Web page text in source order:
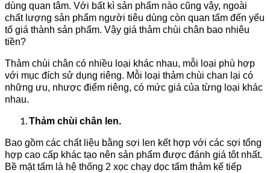
dùng quan tâm. Với bất kì sản phẩm nào cũng vậy, ngoài
chất lượng sản phẩm người tiêu dùng còn quan tấm đến yếu
tố giá thành sản phẩm. Vậy giá thảm chùi chân bao nhiêu
tiền?
Thảm chùi chân có nhiều loại khác nhau, mỗi loại phù hợp
với mục đích sử dụng riêng. Mỗi loại thảm chùi chan lại có
những ưu, nhược điểm riêng, có mức giá của từng loại khác
nhau.
Thảm chùi chân len.
Bao gồm các chất liệu bằng sợi len kết hợp với các sợi tổng
hợp cao cấp khác tạo nên sản phẩm được đánh giá tôt nhất.
Bề mặt tấm là hệ thống 2 xọc chạy dọc tấm thảm kế tiếp